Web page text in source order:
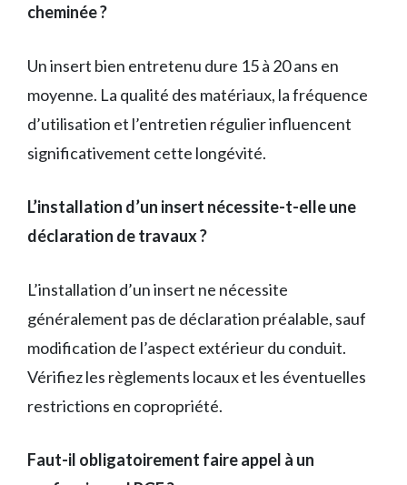
cheminée ?
Un insert bien entretenu dure 15 à 20 ans en
moyenne. La qualité des matériaux, la fréquence
d’utilisation et l’entretien régulier influencent
significativement cette longévité.
L’installation d’un insert nécessite-t-elle une
déclaration de travaux ?
L’installation d’un insert ne nécessite
généralement pas de déclaration préalable, sauf
modification de l’aspect extérieur du conduit.
Vérifiez les règlements locaux et les éventuelles
restrictions en copropriété.
Faut-il obligatoirement faire appel à un